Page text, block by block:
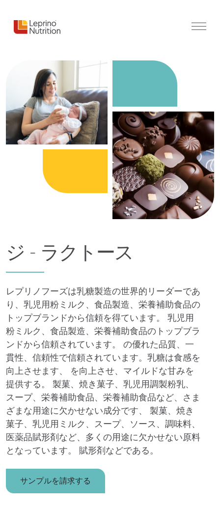
ジ - ラクトース
レプリノフーズは乳糖製造の世界的リーダーであ
り、乳児用粉ミルク、食品製造、栄養補助食品の
トップブランドから信頼を得ています。 乳児用
粉ミルク、食品製造、栄養補助食品のトップブラ
ンドから信頼されています。 の優れた品質、一
貫性、信頼性で信頼されています。乳糖は食感を
向上させます、 を向上させ、マイルドな甘みを
提供する。 製菓、焼き菓子、乳児用調製粉乳、
スープ、栄養補助食品、栄養補助食品など、さま
ざまな用途に欠かせない成分です、 製菓、焼き
菓子、乳児用ミルク、スープ、ソース、調味料、
医薬品賦形剤など、多くの用途に欠かせない原料
となっています。 賦形剤などである。
サンプルを請求する